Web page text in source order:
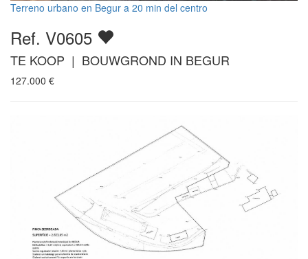
Terreno urbano en Begur a 20 min del centro
Ref. V0605
TE KOOP | BOUWGROND IN BEGUR
127.000 €